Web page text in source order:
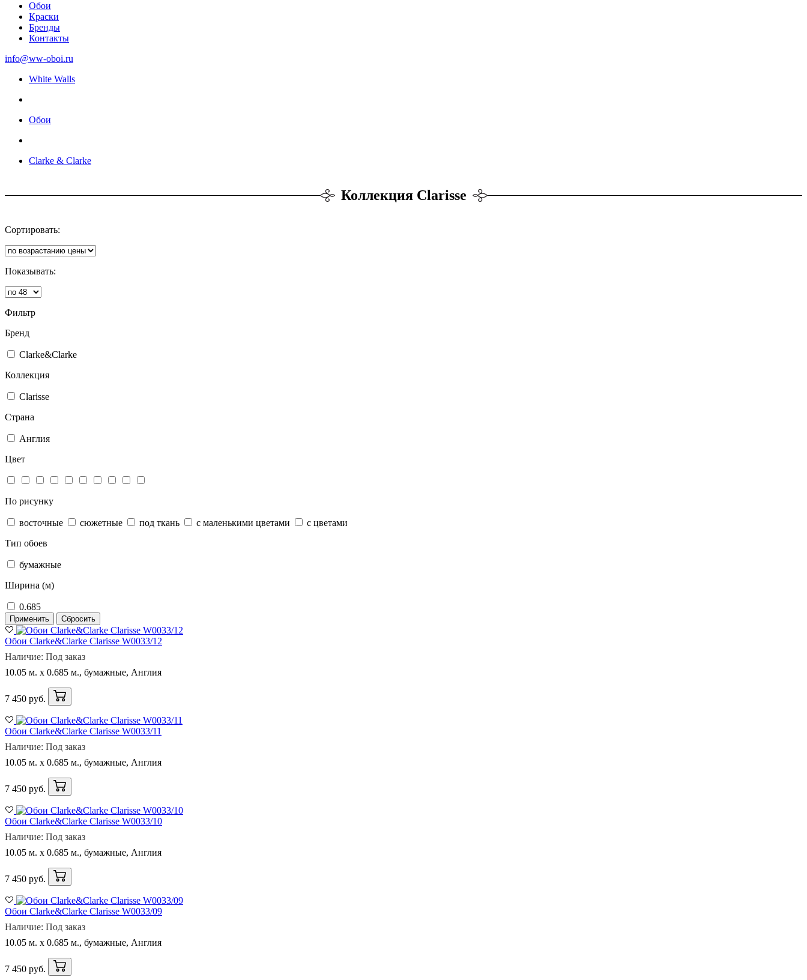
Обои
Краски
Бренды
Контакты
info@ww-oboi.ru
White Walls
Обои
Clarke & Clarke
Коллекция Clarisse
Сортировать:
Показывать:
Фильтр
Бренд
Clarke&Clarke
Коллекция
Clarisse
Страна
Англия
Цвет
По рисунку
восточные сюжетные под ткань с маленькими цветами
с цветами
Тип обоев
бумажные
Ширина (м)
0.685
Применить Сбросить
Обои Clarke&Clarke Clarisse W0033/12
Наличие: Под заказ
10.05 м. x 0.685 м., бумажные, Англия
7 450 руб.
Обои Clarke&Clarke Clarisse W0033/11
Наличие: Под заказ
10.05 м. x 0.685 м., бумажные, Англия
7 450 руб.
Обои Clarke&Clarke Clarisse W0033/10
Наличие: Под заказ
10.05 м. x 0.685 м., бумажные, Англия
7 450 руб.
Обои Clarke&Clarke Clarisse W0033/09
Наличие: Под заказ
10.05 м. x 0.685 м., бумажные, Англия
7 450 руб.